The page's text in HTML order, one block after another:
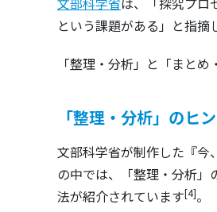
という課題がある」と指摘
「整理・分析」と「まと
「整理・分析」のヒ
文部科学省が制作した『今
の中では、「整理・分析」
法が紹介されています[4]。